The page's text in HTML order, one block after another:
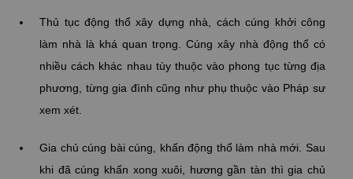
Thủ tục động thổ xây dựng nhà, cách cúng khởi công
làm nhà là khá quan trọng. Cúng xây nhà động thổ có
nhiều cách khác nhau tùy thuộc vào phong tục từng địa
phương, từng gia đình cũng như phụ thuộc vào Pháp sư
xem xét.
Gia chủ cúng bài cúng, khấn động thổ làm nhà mới. Sau
khi đã cúng khấn xong xuôi, hương gần tàn thì gia chủ